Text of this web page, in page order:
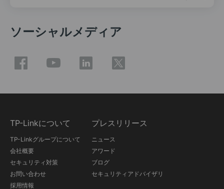
ソーシャルメディア
TP-Linkについて
TP-Linkグループについて
会社概要
セキュリティ対策
お問い合わせ
採用情報
プレスリリース
ニュース
アワード
ブログ
セキュリティアドバイザリ